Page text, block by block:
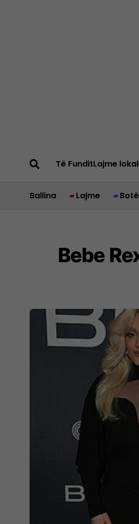
Të FunditLajme
Ballina Lajme Botë
Bebe